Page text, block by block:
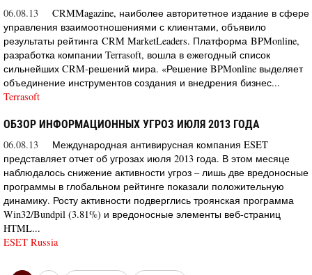
06.08.13
CRMMagazine, наиболее авторитетное издание в сфере
управления взаимоотношениями с клиентами, объявило
результаты рейтинга CRM MarketLeaders. Платформа BPMonline,
разработка компании Terrasoft, вошла в ежегодный список
сильнейших CRM-решений мира. «Решение BPMonline выделяет
объединение инструментов создания и внедрения бизнес...
Terrasoft
ОБЗОР ИНФОРМАЦИОННЫХ УГРОЗ ИЮЛЯ 2013 ГОДА
06.08.13
Международная антивирусная компания ESET
представляет отчет об угрозах июля 2013 года. В этом месяце
наблюдалось снижение активности угроз – лишь две вредоносные
программы в глобальном рейтинге показали положительную
динамику. Росту активности подверглись троянская программа
Win32/Bundpil (3.81%) и вредоносные элементы веб-страниц
HTML...
ESET Russia